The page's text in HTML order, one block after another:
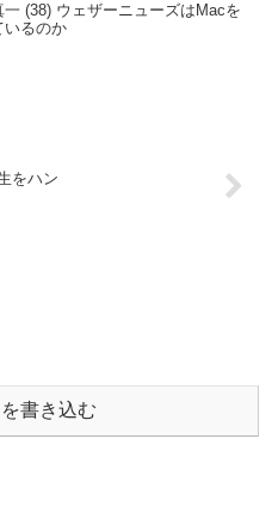
一 (38) ウェザーニューズはMacを
いるのか
をハン
書き込む